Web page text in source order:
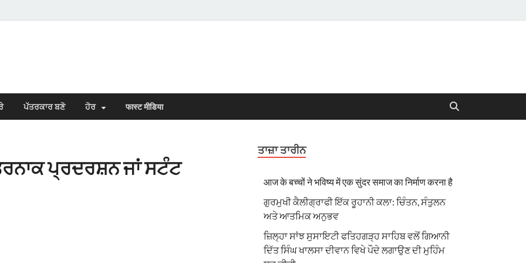
ਪੱਤਰਕਾਰ ਬਣੋ ਹੋਰ फास्ट मीडिया
ਪ੍ਰਦਰਸ਼ਨ ਜਾਂ ਸਟੰਟ
ਤਾਜ਼ਾ ਤਾਰੀਨ
आज के बच्चों ने भविष्य में एक सुंदर समाज का निर्माण करना है
ਗੁਰਮੁਖੀ ਕੈਲੀਗ੍ਰਾਫੀ ਇੱਕ ਰੂਹਾਨੀ ਕਲਾ: ਚਿੰਤਨ, ਸੰਤੁਲਨ
ਅਤੇ ਆਤਮਿਕ ਅਨੁਭਵ
ਜ਼ਿਲ੍ਹਾ ਸਾਂਝ ਸੁਸਾਇਟੀ ਫਤਿਹਗੜ੍ਹ ਸਾਹਿਬ ਵਲੋਂ ਗਿਆਨੀ
ਦਿੱਤ ਸਿੰਘ ਖਾਲਸਾ ਦੀਵਾਨ ਵਿਖੇ ਪੌਦੇ ਲਗਾਉਣ ਦੀ ਮੁਹਿੰਮ